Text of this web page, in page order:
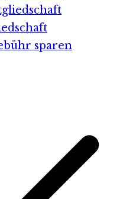
sparen